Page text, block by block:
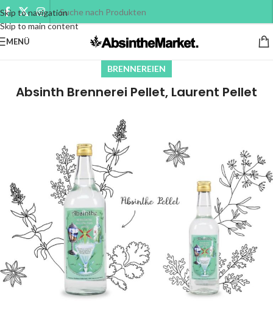
Skip to navigation
Skip to main content
MENÜ
BRENNEREIEN
Absinth Brennerei Pellet, Laurent Pellet